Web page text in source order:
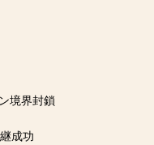
境界封鎖
成功